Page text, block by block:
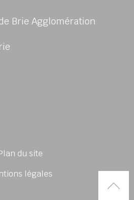
Brie Agglomération
du site
légales